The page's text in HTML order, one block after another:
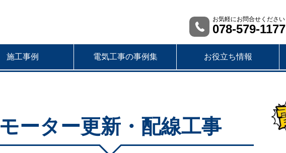
お気軽にお問合せください
078-579-1177
施工事例 電気工事の事例集 お役立ち情報
モーター更新・配線工事